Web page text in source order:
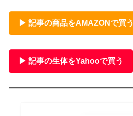
▶ 記事の商品をAMAZONで買う
▶ 記事の生体をYahooで買う